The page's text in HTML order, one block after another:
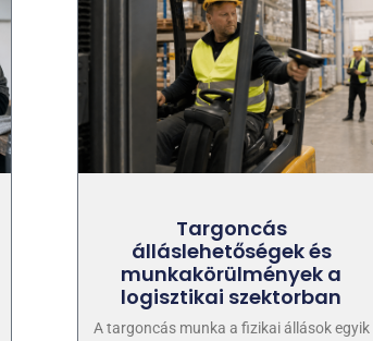
Targoncás
álláslehetőségek és
munkakörülmények a
logisztikai szektorban
A targoncás munka a fizikai állások egyik